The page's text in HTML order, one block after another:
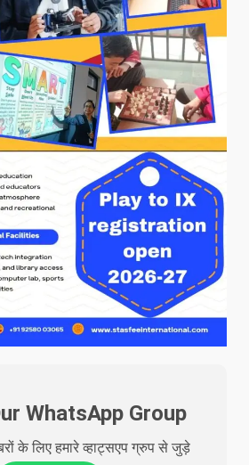
WhatsApp Group
के लिए हमारे व्हाट्सएप ग्रुप से जुड़े